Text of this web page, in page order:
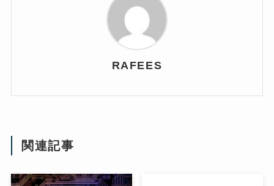
RAFEES
関連記事